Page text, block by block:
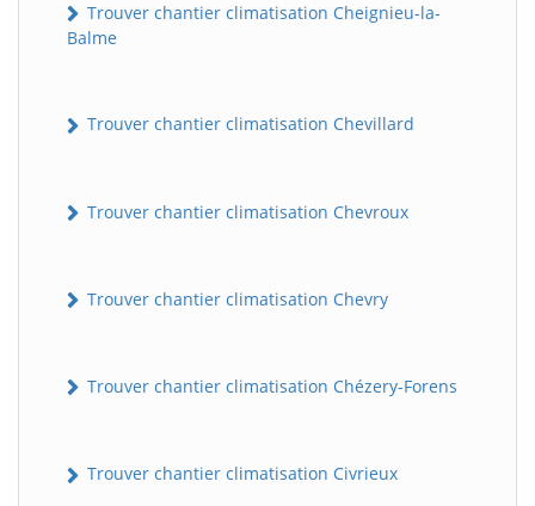
Trouver chantier climatisation Cheignieu-la-
Balme
Trouver chantier climatisation Chevillard
Trouver chantier climatisation Chevroux
Trouver chantier climatisation Chevry
Trouver chantier climatisation Chézery-Forens
Trouver chantier climatisation Civrieux